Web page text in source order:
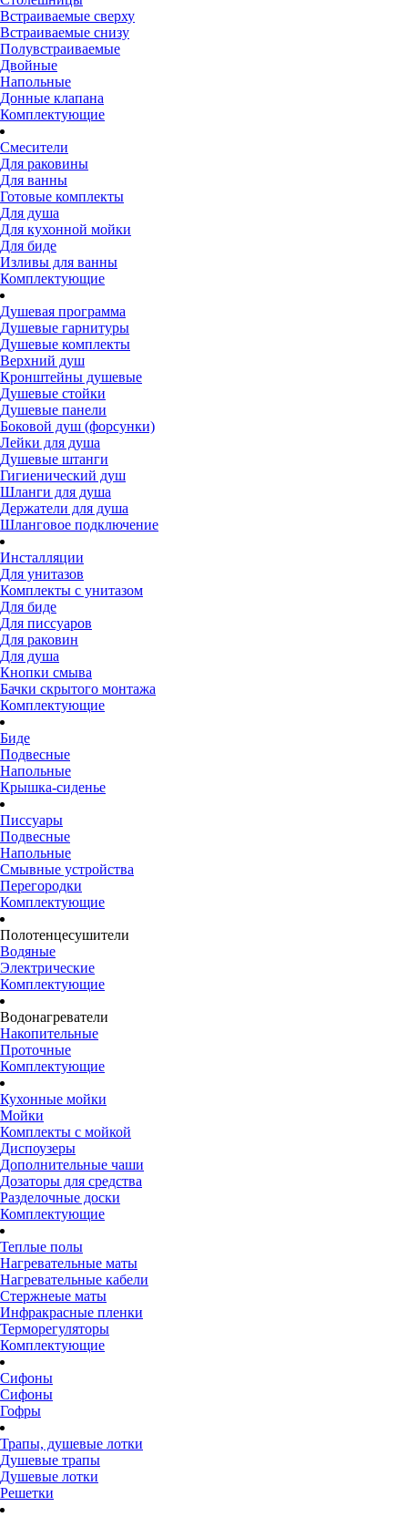
Встраиваемые сверху
Встраиваемые снизу
Полувстраиваемые
Двойные
Напольные
Донные клапана
Комплектующие
Смесители
Для раковины
Для ванны
Готовые комплекты
Для душа
Для кухонной мойки
Для биде
Изливы для ванны
Комплектующие
Душевая программа
Душевые гарнитуры
Душевые комплекты
Верхний душ
Кронштейны душевые
Душевые стойки
Душевые панели
Боковой душ (форсунки)
Лейки для душа
Душевые штанги
Гигиенический душ
Шланги для душа
Держатели для душа
Шланговое подключение
Инсталляции
Для унитазов
Комплекты с унитазом
Для биде
Для писсуаров
Для раковин
Для душа
Кнопки смыва
Бачки скрытого монтажа
Комплектующие
Биде
Подвесные
Напольные
Крышка-сиденье
Писсуары
Подвесные
Напольные
Смывные устройства
Перегородки
Комплектующие
Полотенцесушители
Водяные
Электрические
Комплектующие
Водонагреватели
Накопительные
Проточные
Комплектующие
Кухонные мойки
Мойки
Комплекты с мойкой
Диспоузеры
Дополнительные чаши
Дозаторы для средства
Разделочные доски
Комплектующие
Теплые полы
Нагревательные маты
Нагревательные кабели
Стержнеые маты
Инфракрасные пленки
Терморегуляторы
Комплектующие
Сифоны
Сифоны
Гофры
Трапы, душевые лотки
Душевые трапы
Душевые лотки
Решетки